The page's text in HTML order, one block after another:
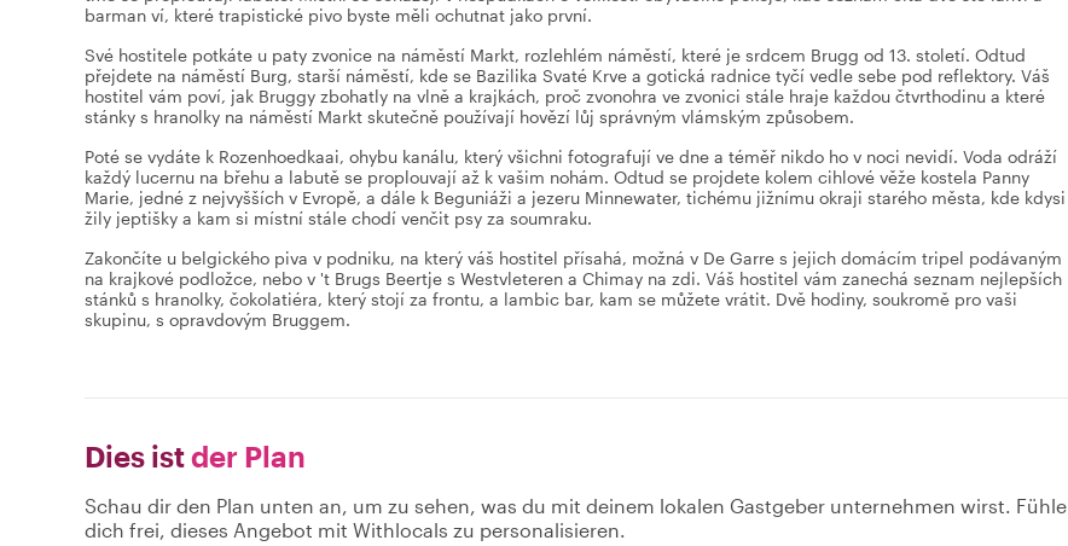
barman ví, které trapistické pivo byste měli ochutnat jako první.
Své hostitele potkáte u paty zvonice na náměstí Markt, rozlehlém náměstí, které je srdcem Brugg od 13. století. Odtud
přejdete na náměstí Burg, starší náměstí, kde se Bazilika Svaté Krve a gotická radnice tyčí vedle sebe pod reflektory. Váš
hostitel vám poví, jak Bruggy zbohatly na vlně a krajkách, proč zvonohra ve zvonici stále hraje každou čtvrthodinu a které
stánky s hranolky na náměstí Markt skutečně používají hovězí lůj správným vlámským způsobem.
Poté se vydáte k Rozenhoedkaai, ohybu kanálu, který všichni fotografují ve dne a téměř nikdo ho v noci nevidí. Voda odráží
každý lucernu na břehu a labutě se proplouvají až k vašim nohám. Odtud se projdete kolem cihlové věže kostela Panny
Marie, jedné z nejvyšších v Evropě, a dále k Beguniáži a jezeru Minnewater, tichému jižnímu okraji starého města, kde kdysi
žily jeptišky a kam si místní stále chodí venčit psy za soumraku.
Zakončíte u belgického piva v podniku, na který váš hostitel přísahá, možná v De Garre s jejich domácím tripel podávaným
na krajkové podložce, nebo v 't Brugs Beertje s Westvleteren a Chimay na zdi. Váš hostitel vám zanechá seznam nejlepších
stánků s hranolky, čokolatiéra, který stojí za frontu, a lambic bar, kam se můžete vrátit. Dvě hodiny, soukromě pro vaši
skupinu, s opravdovým Bruggem.
Dies istder Plan
Schau dir den Plan unten an, um zu sehen, was du mit deinem lokalen Gastgeber unternehmen wirst. Fühle
dich frei, dieses Angebot mit Withlocals zu personalisieren.